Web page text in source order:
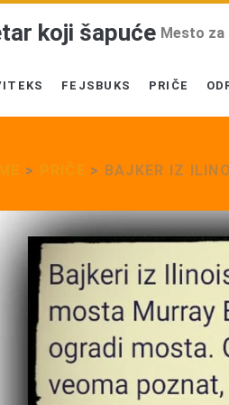
koji šapuće Mesto za
FEJSBUKS PRIČE
> > BAJKER IZ